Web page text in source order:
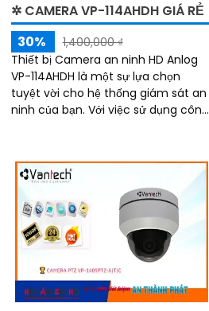
✲ CAMERA VP-114AHDH GIÁ RẺ
30%
1,400,000 ₫
Thiết bị Camera an ninh HD Anlog
VP-114AHDH là một sự lựa chọn
tuyệt vời cho hệ thống giám sát an
ninh của bạn. Với việc sử dụng công